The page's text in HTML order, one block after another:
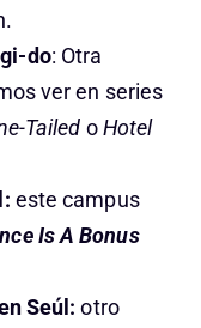
do: Otra
ver en series
Tailed oHotel
este campus
Is A Bonus
Seúl:otro